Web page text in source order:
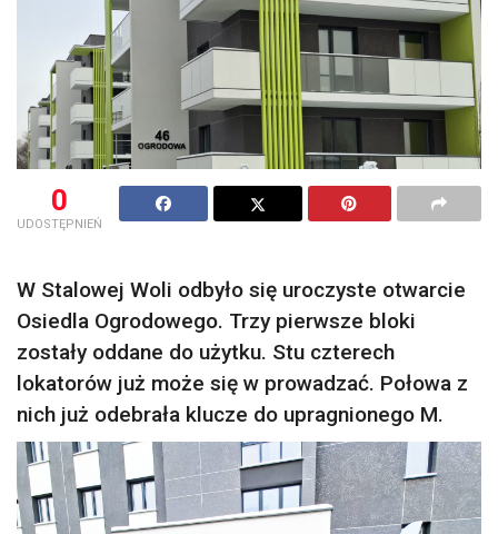
0
UDOSTĘPNIEŃ
W Stalowej Woli odbyło się uroczyste otwarcie
Osiedla Ogrodowego. Trzy pierwsze bloki
zostały oddane do użytku. Stu czterech
lokatorów już może się w prowadzać. Połowa z
nich już odebrała klucze do upragnionego M.